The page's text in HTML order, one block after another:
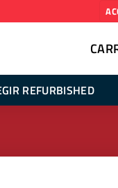
REFURBISHED